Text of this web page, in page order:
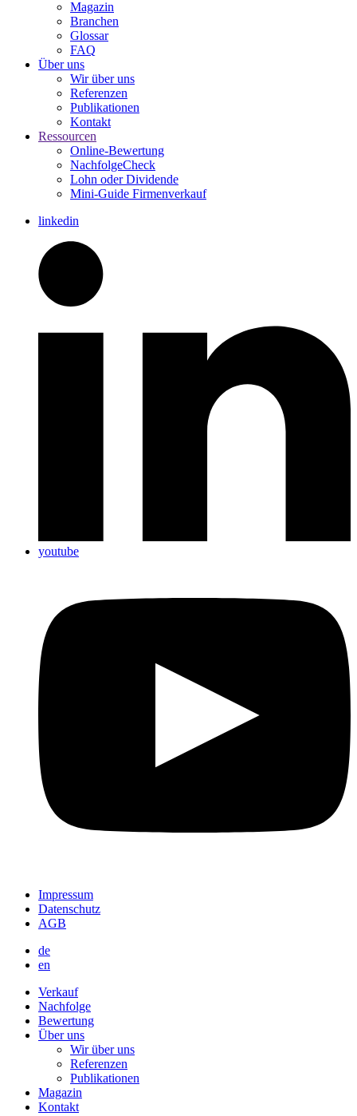
Magazin
Branchen
Glossar
FAQ
Über uns
Wir über uns
Referenzen
Publikationen
Kontakt
Ressourcen
Online-Bewertung
NachfolgeCheck
Lohn oder Dividende
Mini-Guide Firmenverkauf
linkedin
youtube
Impressum
Datenschutz
AGB
de
en
Verkauf
Nachfolge
Bewertung
Über uns
Wir über uns
Referenzen
Publikationen
Magazin
Kontakt